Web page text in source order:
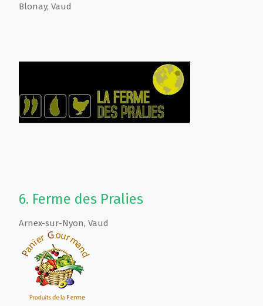
Blonay, Vaud
6. Ferme des Pralies
Arnex-sur-Nyon, Vaud